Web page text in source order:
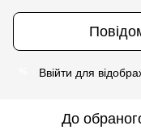
Ввійти для
До